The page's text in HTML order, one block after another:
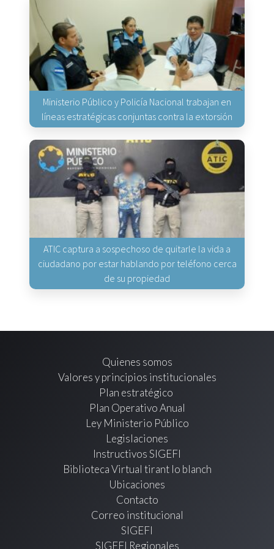
Ministerio Público y Policía Nacional trabajan en
líneas estratégicas conjuntas contra la extorsión
ATIC captura a sospechoso de quitarle la vida a
ciudadano por estar hablando por teléfono cerca
de su propiedad
Quienes somos
Valores y principios institucionales
Plan estratégico
Plan Operativo Anual
Ley Ministerio Público
Legislaciones
Instructivos SIGEFI
Biblioteca Virtual tirant lo blanch
Ubicaciones
Contacto
Correo institucional
SIGEFI
SIGEFI Regionales